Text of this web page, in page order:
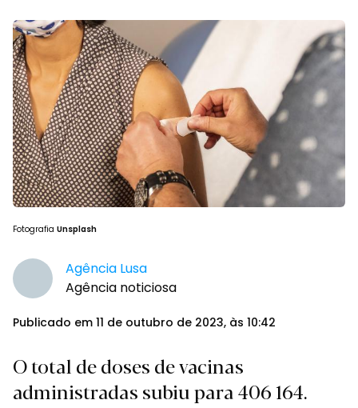
Fotografia Unsplash
Agência Lusa
Agência noticiosa
Publicado em 11 de outubro de 2023, às 10:42
O total de doses de vacinas
administradas subiu para 406 164.